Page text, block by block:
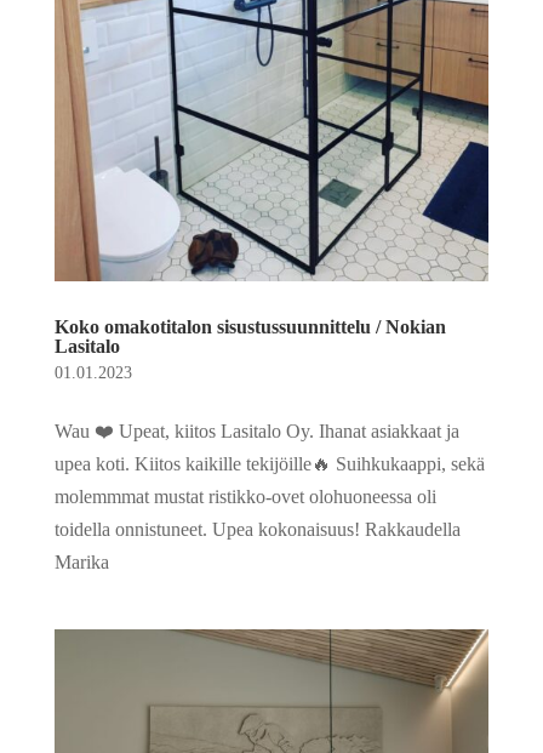
Koko omakotitalon sisustussuunnittelu / Nokian
Lasitalo
01.01.2023
Wau ❤️ Upeat, kiitos Lasitalo Oy. Ihanat asiakkaat ja
upea koti. Kiitos kaikille tekijöille🔥 Suihkukaappi, sekä
molemmmat mustat ristikko-ovet olohuoneessa oli
toidella onnistuneet. Upea kokonaisuus! Rakkaudella
Marika